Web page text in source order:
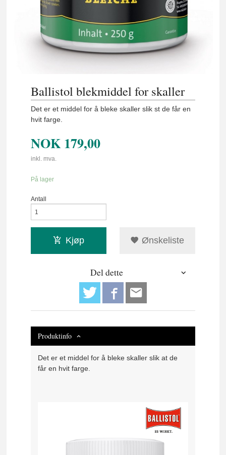
Ballistol blekmiddel for skaller
Det er et middel for å bleke skaller slik st de får en
hvit farge.
NOK 179,00
inkl. mva.
På lager
Antall
Kjøp Ønskeliste
Del dette
Produktinfo
Det er et middel for å bleke skaller slik at de
får en hvit farge.